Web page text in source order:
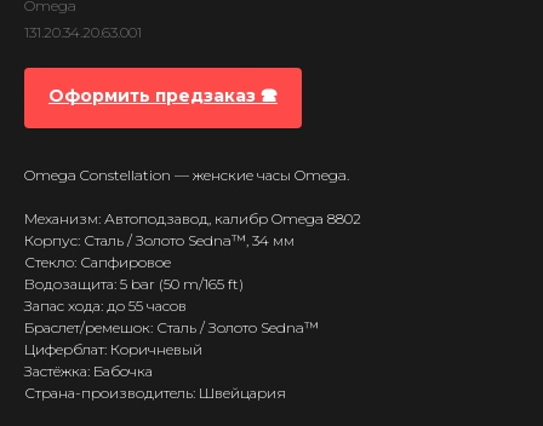
Omega
131.20.34.20.63.001
Оформить предзаказ 🕿
Omega Constellation — женские часы Omega.
Механизм: Автоподзавод, калибр Omega 8802
Корпус: Сталь / Золото Sedna™, 34 мм
Стекло: Сапфировое
Водозащита: 5 bar (50 m/165 ft)
Запас хода: до 55 часов
Браслет/ремешок: Сталь / Золото Sedna™
Циферблат: Коричневый
Застёжка: Бабочка
Страна-производитель: Швейцария